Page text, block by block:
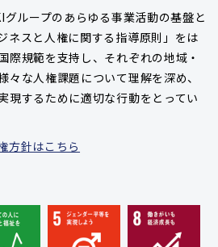
ループのあらゆる事業活動の基盤と
ネスと人権に関する指導原則」をは
際規範を支持し、それぞれの地域・
々な人権課題について理解を深め、
現するために適切な行動をとってい
方針はこちら